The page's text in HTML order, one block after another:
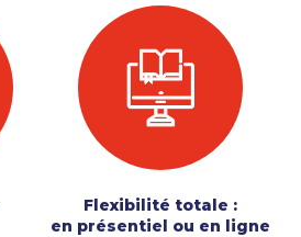
Flexibilité totale :
en présentiel ou en ligne